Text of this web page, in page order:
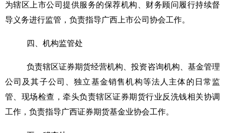
为辖区上市公司提供服务的保荐机构、财务顾问履行持续督
导义务进行监管，负责指导广西上市公司协会工作。
四、机构监管处
负责辖区证券期货经营机构、投资咨询机构、基金管理
公司及其子公司、独立基金销售机构等法人主体的日常监
管、现场检查，牵头负责辖区证券期货行业反洗钱相关协调
工作， 负责指导广西证券期货基金业协会工作。